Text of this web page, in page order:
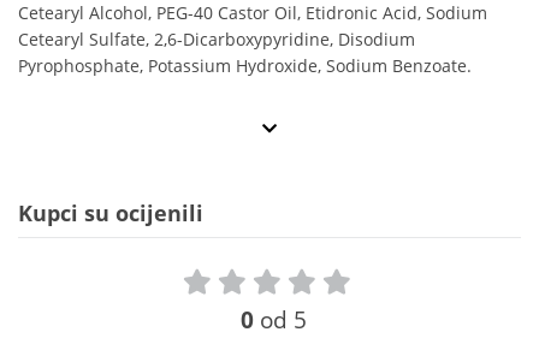
Cetearyl Alcohol, PEG-40 Castor Oil, Etidronic Acid, Sodium
Cetearyl Sulfate, 2,6-Dicarboxypyridine, Disodium
Pyrophosphate, Potassium Hydroxide, Sodium Benzoate.
Kupci su ocijenili
0 od 5